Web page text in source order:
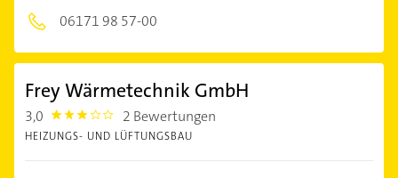
06171 98 57-00
Frey Wärmetechnik GmbH
3,0 3.0 2 Bewertungen
HEIZUNGS- UND LÜFTUNGSBAU